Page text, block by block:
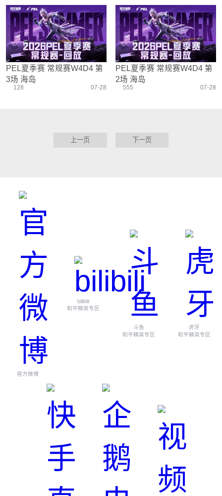
PEL夏季赛 常规赛W4D4 第
3场 海岛
128 07-28
PEL夏季赛 常规赛W4D4 第
2场 海岛
555 07-28
上一页 下一页
官方微博
bilibili
和平精英专区
斗鱼
和平精英专区
虎牙
和平精英专区